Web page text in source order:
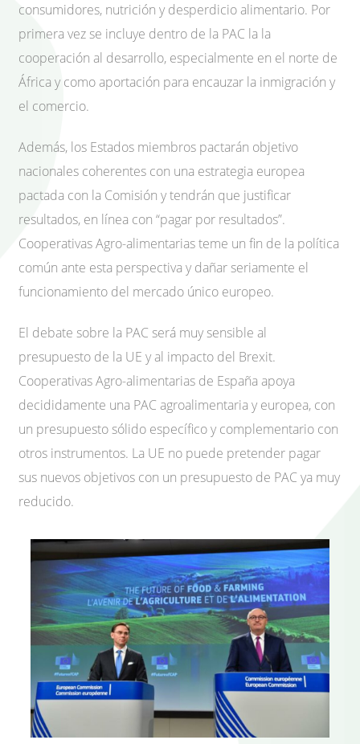
consumidores, nutrición y desperdicio alimentario. Por
primera vez se incluye dentro de la PAC la la
cooperación al desarrollo, especialmente en el norte de
África y como aportación para encauzar la inmigración y
el comercio.
Además, los Estados miembros pactarán objetivo
nacionales coherentes con una estrategia europea
pactada con la Comisión y tendrán que justificar
resultados, en línea con “pagar por resultados”.
Cooperativas Agro-alimentarias teme un fin de la política
común ante esta perspectiva y dañar seriamente el
funcionamiento del mercado único europeo.
El debate sobre la PAC será muy sensible al
presupuesto de la UE y al impacto del Brexit.
Cooperativas Agro-alimentarias de España apoya
decididamente una PAC agroalimentaria y europea, con
un presupuesto sólido específico y complementario con
otros instrumentos. La UE no puede pretender pagar
sus nuevos objetivos con un presupuesto de PAC ya muy
reducido.